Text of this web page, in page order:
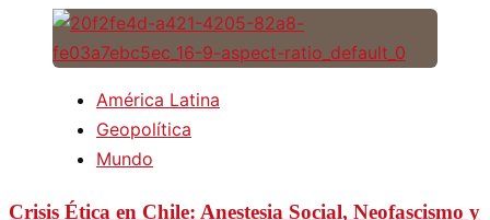
América Latina
Geopolítica
Mundo
Crisis Ética en Chile: Anestesia Social, Neofascismo y